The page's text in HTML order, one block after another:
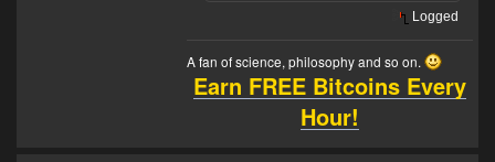
Logged
A fan of science, philosophy and so on.
Earn FREE Bitcoins Every
Hour!